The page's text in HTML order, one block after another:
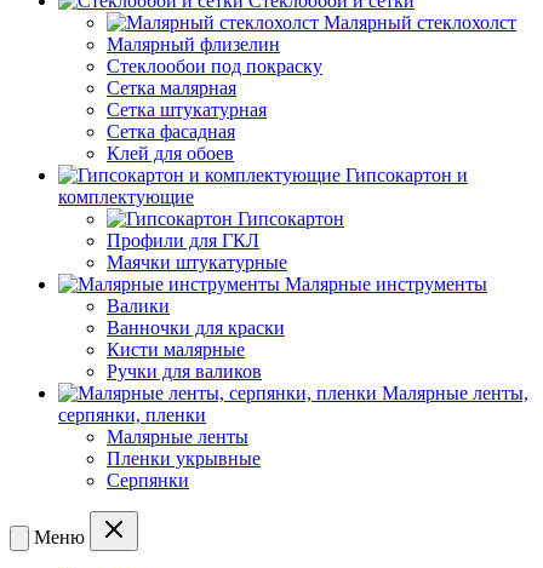
Малярный стеклохолст
Малярный флизелин
Стеклообои под покраску
Сетка малярная
Сетка штукатурная
Сетка фасадная
Клей для обоев
Гипсокартон и
комплектующие
Гипсокартон
Профили для ГКЛ
Маячки штукатурные
Малярные инструменты
Валики
Ванночки для краски
Кисти малярные
Ручки для валиков
Малярные ленты,
серпянки, пленки
Малярные ленты
Пленки укрывные
Серпянки
Меню